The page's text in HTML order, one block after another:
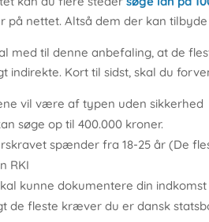
på nettet. Altså dem der kan
med til denne anbefaling, at de
indirekte. Kort til sidst, skal du
vil være af typen uden sikkerhed
søge op til 400.000 kroner.
spænder fra 18-25 år (De
RKI
kunne dokumentere din indkomst
de fleste kræver du er dansk